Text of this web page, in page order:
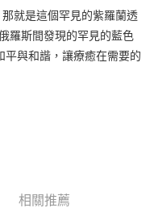
就是這個罕見的紫羅蘭透
羅斯間發現的罕見的藍色
與和諧，讓療癒在需要的
相關推薦